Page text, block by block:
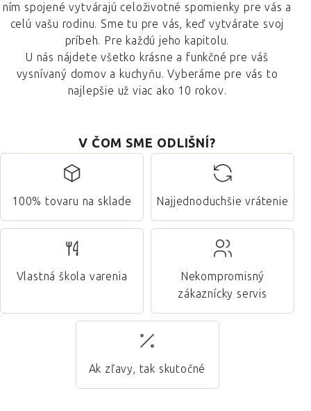
ním spojené vytvárajú celoživotné spomienky pre vás a
celú vašu rodinu. Sme tu pre vás, keď vytvárate svoj
príbeh. Pre každú jeho kapitolu.
U nás nájdete všetko krásne a funkčné pre váš
vysnívaný domov a kuchyňu. Vyberáme pre vás to
najlepšie už viac ako 10 rokov.
V ČOM SME ODLIŠNÍ?
100% tovaru na sklade Najjednoduchšie vrátenie
Vlastná škola varenia
Nekompromisný
zákaznícky servis
Ak zľavy, tak skutočné